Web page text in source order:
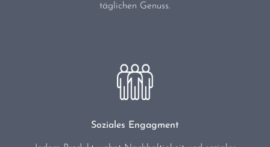
täglichen Genuss.
Soziales Engagment